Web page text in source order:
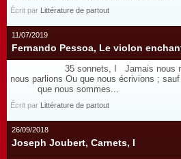
Écrit par Littérature de partout
11/07/2019
Fernando Pessoa, Le violon
35 sonnets, I Jamais nous
nous parlions Ou que nous écrivions ;
que nous sommes...
Écrit par Littérature de partout
26/09/2018
Joseph Joubert, Carnets, I